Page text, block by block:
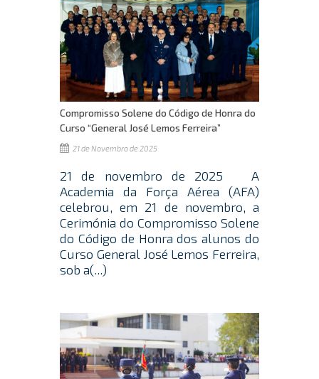
Compromisso Solene do Código de Honra do
Curso “General José Lemos Ferreira”
21 de Novembro de 2025
21 de novembro de 2025 A
Academia da Força Aérea (AFA)
celebrou, em 21 de novembro, a
Cerimónia do Compromisso Solene
do Código de Honra dos alunos do
Curso General José Lemos Ferreira,
sob a(...)